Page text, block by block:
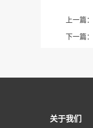
上一篇：
下一篇：
关于我们